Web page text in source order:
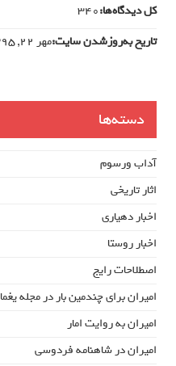
کل دیدگاه‌ها:340
تاریخ به‌روزشدن سایت:مهر ۲۲, ۱۳۹۵
دسته‌ها
آداب ورسوم
اثار تاریخی
اخبار دهیاری
اخبار روستا
اصطلاحات رایج
امیران برای چندمین بار در مجله یغما
امیران به روایت امار
امیران در شاهنامه فردوسی